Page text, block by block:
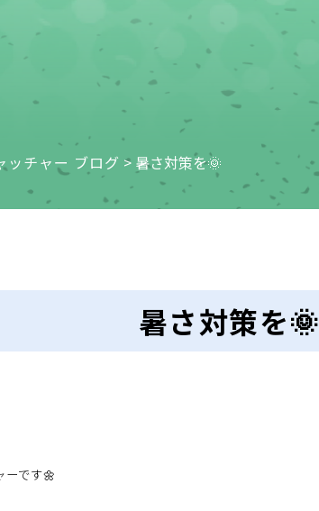
ッチャー ブログ > 暑さ対策を🌞
暑さ対策を🌞
ーです🌼